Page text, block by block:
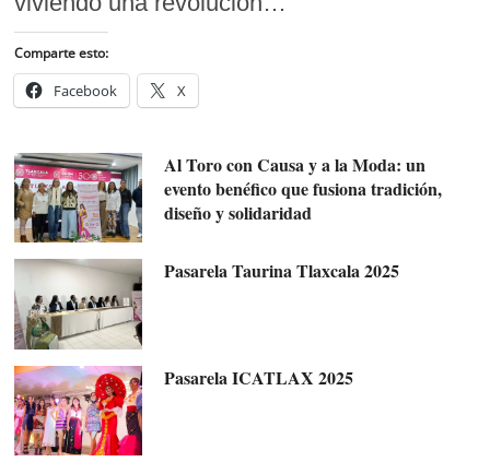
Comparte esto:
Facebook X
Al Toro con Causa y a la Moda: un
evento benéfico que fusiona tradición,
diseño y solidaridad
Pasarela Taurina Tlaxcala 2025
Pasarela ICATLAX 2025